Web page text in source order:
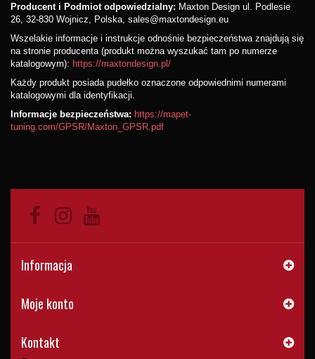
Producent i Podmiot odpowiedzialny: Maxton Design ul. Podlesie
26, 32-830 Wojnicz, Polska, sales@maxtondesign.eu
Wszelakie informacje i instrukcje odnośnie bezpieczeństwa znajdują się
na stronie producenta (produkt można wyszukać tam po numerze
katalogowym): https://maxtondesign.pl/
Każdy produkt posiada pudełko oznaczone odpowiednimi numerami
katalogowymi dla identyfikacji.
Informacje bezpieczeństwa: https://mapet-
tuning.com/GPSR/Maxton_GPSR.pdf
Informacja
Moje konto
Kontakt